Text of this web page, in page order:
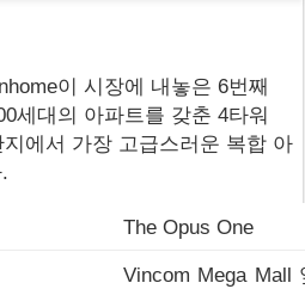
이 시장에 내놓은 6번째
세대의 아파트를 갖춘 4타워
에서 가장 고급스러운 복합 아
The Opus One
Vincom Mega Mall